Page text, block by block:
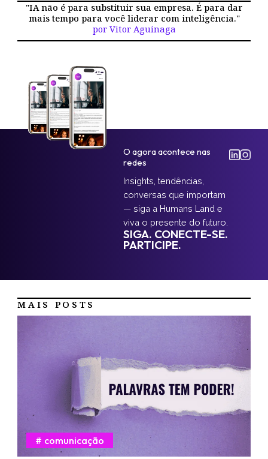
"IA não é para substituir sua empresa. É para dar
mais tempo para você liderar com inteligência."
por Vitor Aguinaga
O agora acontece nas
redes
Insights, tendências,
conversas que importam
— siga a Humans Land e
viva o presente do futuro.
SIGA. CONECTE-SE.
PARTICIPE.
MAIS POSTS
comunicação